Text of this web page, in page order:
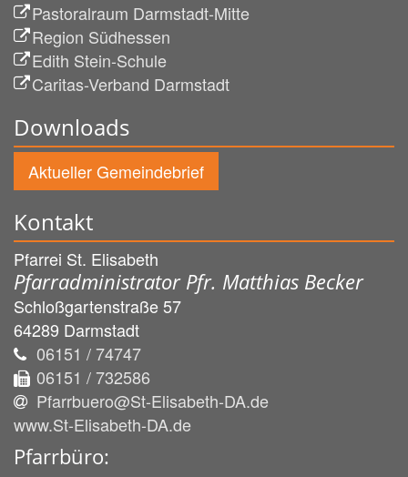
Pastoralraum Darmstadt-Mitte
Region Südhessen
Edith Stein-Schule
Caritas-Verband Darmstadt
Downloads
Aktueller Gemeindebrief
Kontakt
Pfarrei St. Elisabeth
Pfarradministrator Pfr. Matthias Becker
Schloßgartenstraße 57
64289 Darmstadt
06151 / 74747
06151 / 732586
Pfarrbuero@St-Elisabeth-DA.de
www.St-Elisabeth-DA.de
Pfarrbüro: